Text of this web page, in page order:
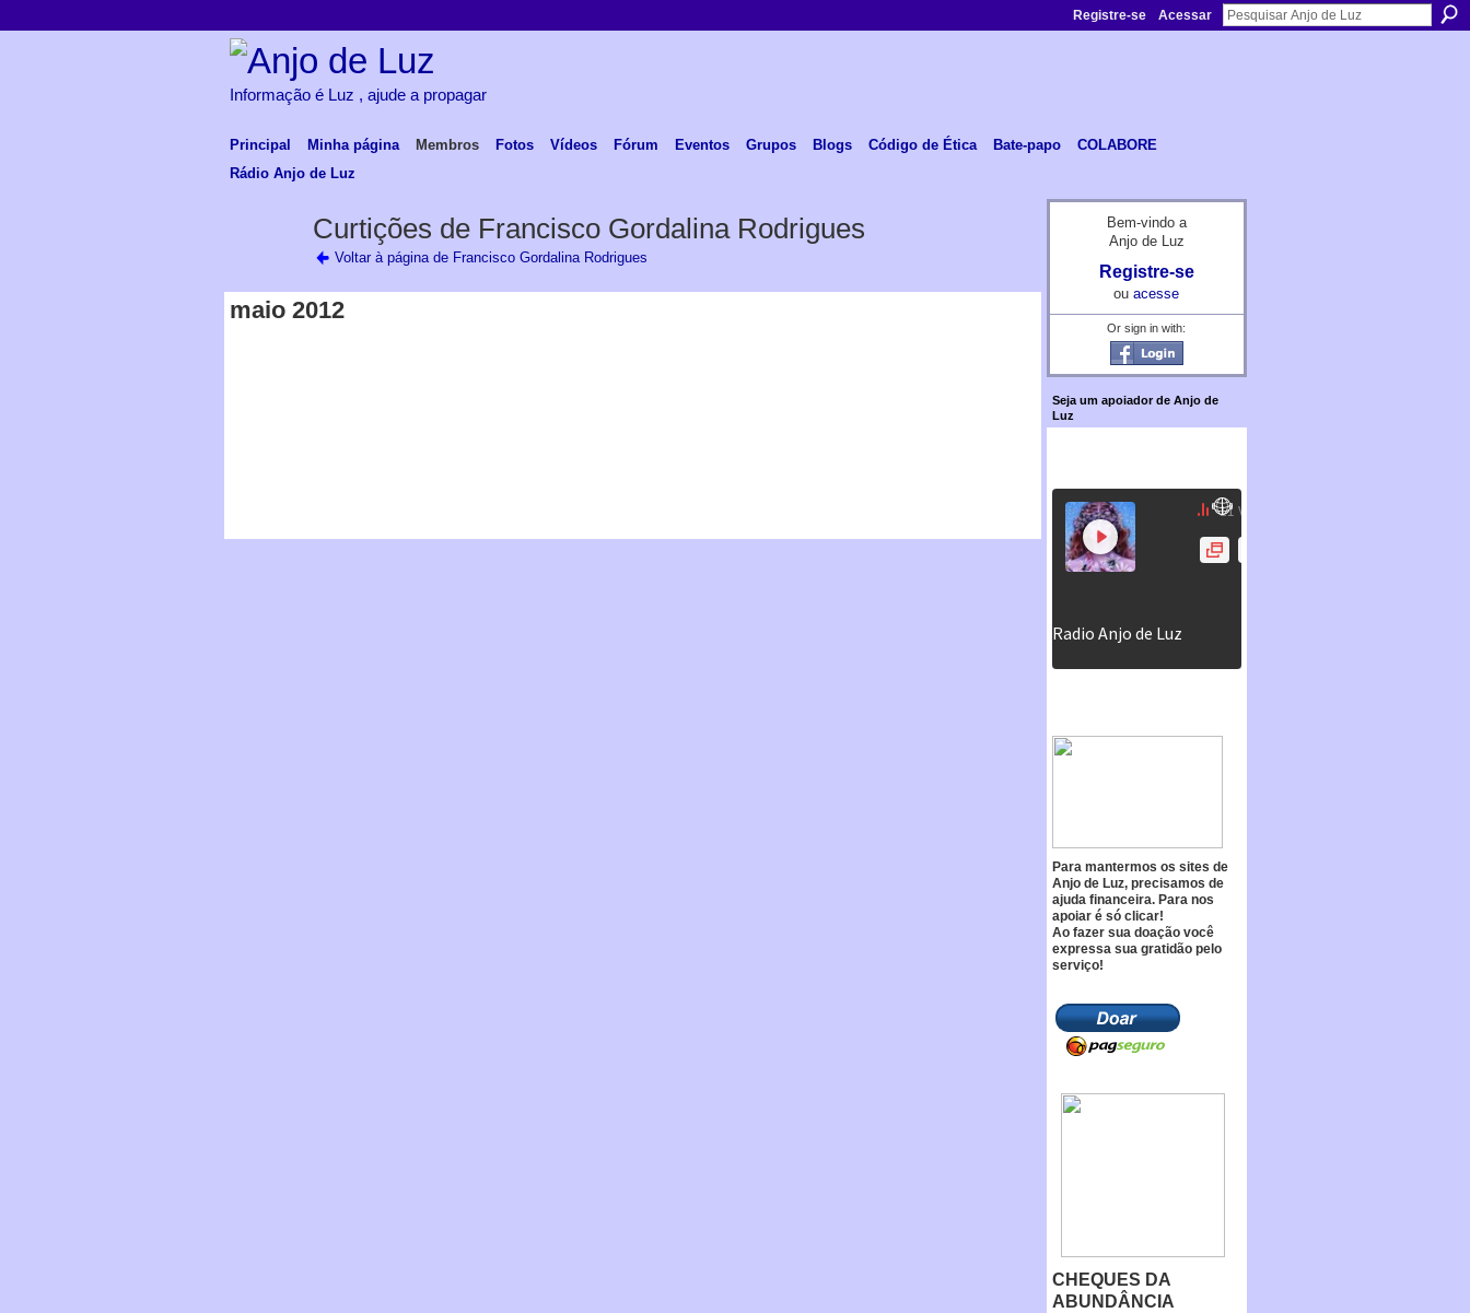
Registre-se Acessar
Informação é Luz , ajude a propagar
Principal Minha página Membros Fotos Vídeos Fórum Eventos Grupos Blogs Código de Ética Bate-papo
COLABORE
Rádio Anjo de Luz
Curtições de Francisco Gordalina Rodrigues
Voltar à página de Francisco Gordalina Rodrigues
maio 2012
Bem-vindo a
Anjo de Luz
Registre-se
ou acesse
Or sign in with:
Seja um apoiador de Anjo de
Luz
Para mantermos os sites de
Anjo de Luz, precisamos de
ajuda financeira. Para nos
apoiar é só clicar!
Ao fazer sua doação você
expressa sua gratidão pelo
serviço!
CHEQUES DA
ABUNDÂNCIA